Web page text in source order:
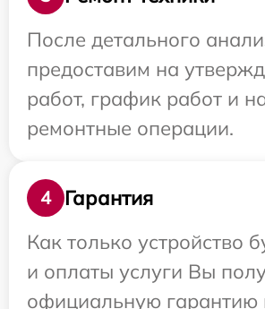
После детального
предоставим на
работ, график работ и
ремонтные операции.
4
Гарантия
Как только устройство
и оплаты услуги Вы
официальную гарантию